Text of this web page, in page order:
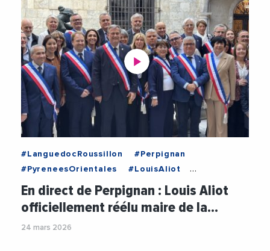
#LanguedocRoussillon
#Perpignan
#PyreneesOrientales
#LouisAliot
#Municipales
#Municipales2026
#Politique
#VilleDePerpignan
En direct de Perpignan : Louis Aliot
officiellement réélu maire de la…
24 mars 2026